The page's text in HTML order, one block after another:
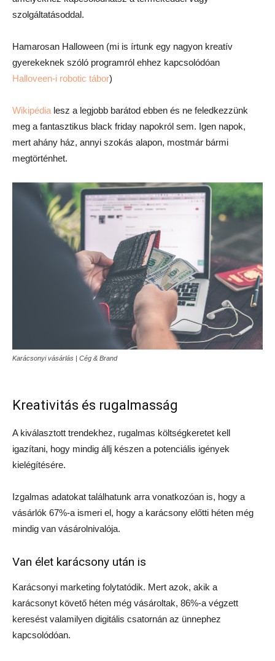
szolgáltatásoddal.
Hamarosan Halloween (mi is írtunk egy nagyon kreatív
gyerekeknek szóló programról ehhez kapcsolódóan
Halloveen-i robotic tábor)
Wikipédia lesz a legjobb barátod ebben és ne feledkezzünk
meg a fantasztikus black friday napokról sem. Igen napok,
mert ahány ház, annyi szokás alapon, mostmár bármi
megtörténhet.
Karácsonyi vásárlás | Cég & Brand
Kreativitás és rugalmasság
A kiválasztott trendekhez, rugalmas költségkeretet kell
igazítani, hogy mindig állj készen a potenciális igények
kielégítésére.
Izgalmas adatokat találhatunk arra vonatkozóan is, hogy a
vásárlók 67%-a ismeri el, hogy a karácsony előtti héten még
mindig van vásárolnivalója.
Van élet karácsony után is
Karácsonyi marketing folytatódik. Mert azok, akik a
karácsonyt követő héten még vásároltak, 86%-a végzett
keresést valamilyen digitális csatornán az ünnephez
kapcsolódóan.